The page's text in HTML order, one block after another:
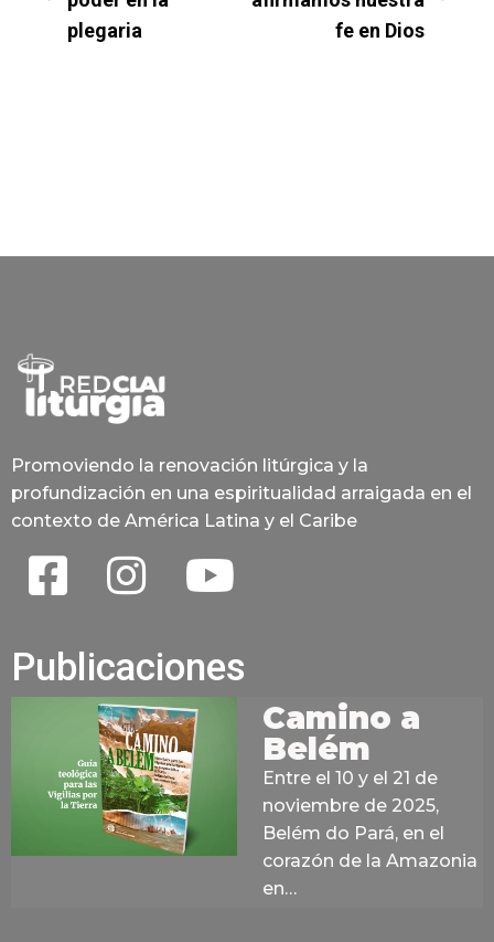
plegaria
fe en Dios
Promoviendo la renovación litúrgica y la
profundización en una espiritualidad arraigada en el
contexto de América Latina y el Caribe
Publicaciones
Camino a
Belém
Entre el 10 y el 21 de
noviembre de 2025,
Belém do Pará, en el
corazón de la Amazonia
en…